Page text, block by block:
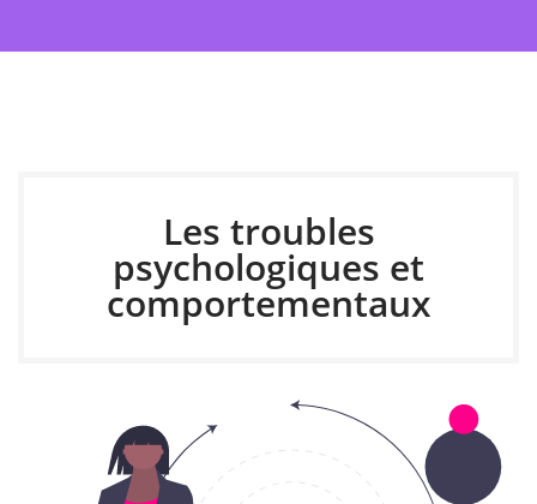
Les troubles
psychologiques et
comportementaux